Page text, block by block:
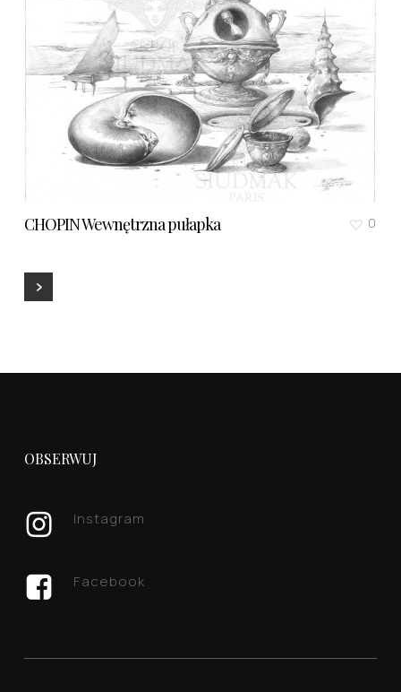
CHOPIN Wewnętrzna pułapka 0
OBSERWUJ
Instagram
Facebook